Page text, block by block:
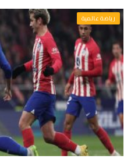
رياضة عالمية